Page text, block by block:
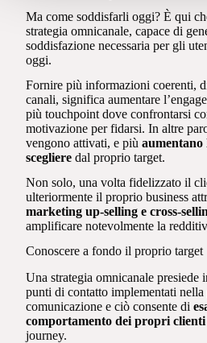
Ma come soddisfarli oggi? È qui
strategia omnicanale, capace di
soddisfazione necessaria per gli
oggi.
Fornire più informazioni coerenti,
canali, significa aumentare
più touchpoint dove confrontarsi
motivazione per fidarsi. In altre
vengono attivati, e piùaumentano
sceglieredal proprio target.
Non solo, una volta fidelizzato il
ulteriormente il proprio business
marketing up-selling e cross-
amplificare notevolmente la
Conoscere a fondo il proprio target
Una strategia omnicanale presiede
punti di contatto implementati nella
comunicazione e ciò consente di
comportamento dei propri clienti
journey.